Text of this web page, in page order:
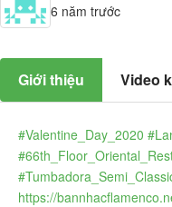
6 năm trước
Giới thiệu Video
#Valentine_Day_2020
https://